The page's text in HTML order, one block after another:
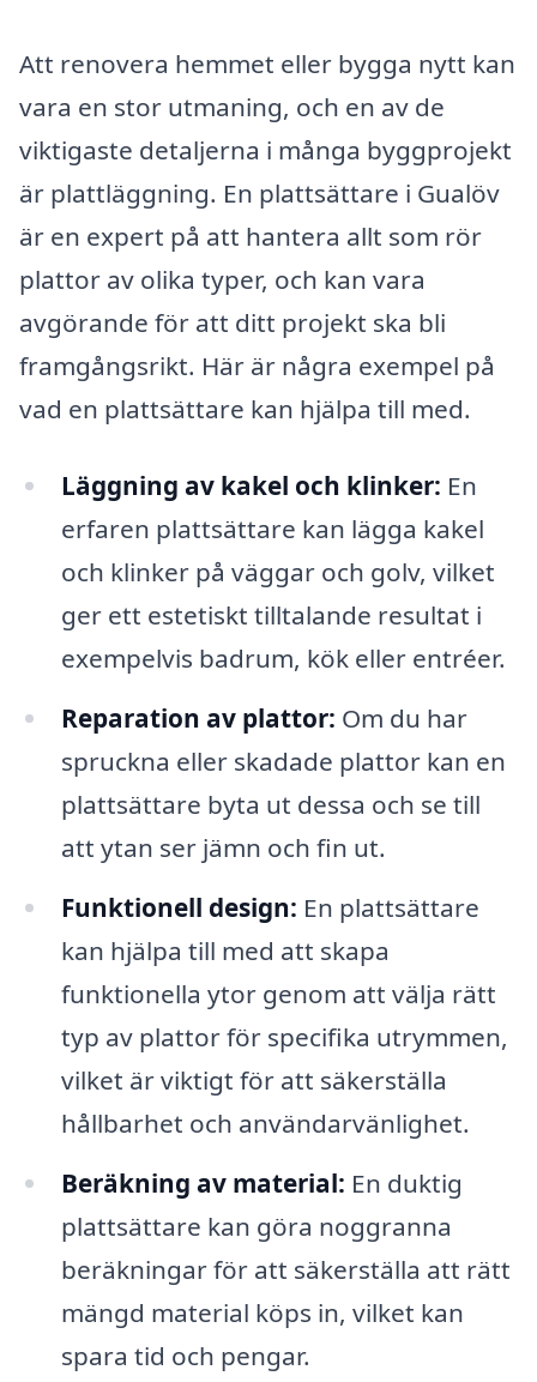
Att renovera hemmet eller bygga nytt kan
vara en stor utmaning, och en av de
viktigaste detaljerna i många byggprojekt
är plattläggning. En plattsättare i Gualöv
är en expert på att hantera allt som rör
plattor av olika typer, och kan vara
avgörande för att ditt projekt ska bli
framgångsrikt. Här är några exempel på
vad en plattsättare kan hjälpa till med.
Läggning av kakel och klinker: En
erfaren plattsättare kan lägga kakel
och klinker på väggar och golv, vilket
ger ett estetiskt tilltalande resultat i
exempelvis badrum, kök eller entréer.
Reparation av plattor: Om du har
spruckna eller skadade plattor kan en
plattsättare byta ut dessa och se till
att ytan ser jämn och fin ut.
Funktionell design: En plattsättare
kan hjälpa till med att skapa
funktionella ytor genom att välja rätt
typ av plattor för specifika utrymmen,
vilket är viktigt för att säkerställa
hållbarhet och användarvänlighet.
Beräkning av material: En duktig
plattsättare kan göra noggranna
beräkningar för att säkerställa att rätt
mängd material köps in, vilket kan
spara tid och pengar.